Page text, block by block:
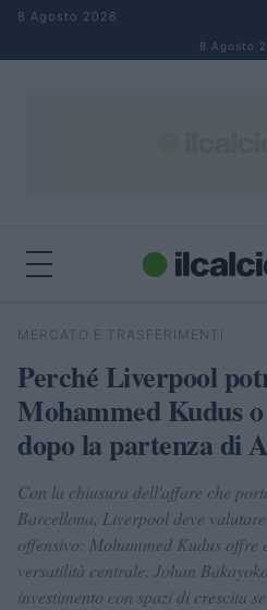
Salta al contenuto
8 Agosto 2026
8 Agosto
Cerca
MERCATO E TRASFERIMENTI
Perché Liverpool
Mohammed Kudus
dopo la partenza di
Con la chiusura dell'affare che
Barcellona, Liverpool deve
offensivo: Mohammed Kudus offre
versatilità centrale, Johan
investimento con spazi di crescita